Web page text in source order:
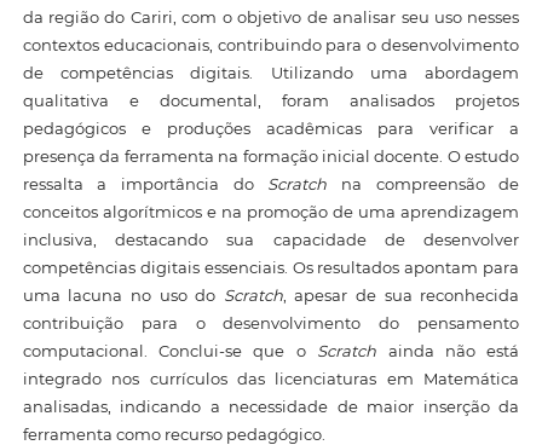
da região do Cariri, com o objetivo de analisar seu uso nesses
contextos educacionais, contribuindo para o desenvolvimento
de competências digitais. Utilizando uma abordagem
qualitativa e documental, foram analisados projetos
pedagógicos e produções acadêmicas para verificar a
presença da ferramenta na formação inicial docente. O estudo
ressalta a importância do Scratch na compreensão de
conceitos algorítmicos e na promoção de uma aprendizagem
inclusiva, destacando sua capacidade de desenvolver
competências digitais essenciais. Os resultados apontam para
uma lacuna no uso do Scratch, apesar de sua reconhecida
contribuição para o desenvolvimento do pensamento
computacional. Conclui-se que o Scratch ainda não está
integrado nos currículos das licenciaturas em Matemática
analisadas, indicando a necessidade de maior inserção da
ferramenta como recurso pedagógico.